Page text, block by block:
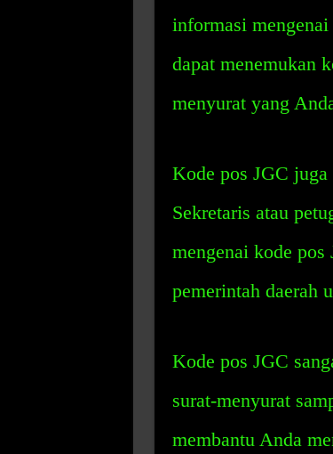
informasi
dapat menemukan
menyurat yang
Kode pos JGC juga
Sekretaris atau
mengenai kode
pemerintah daerah
Kode pos JGC
surat-menyurat
membantu Anda